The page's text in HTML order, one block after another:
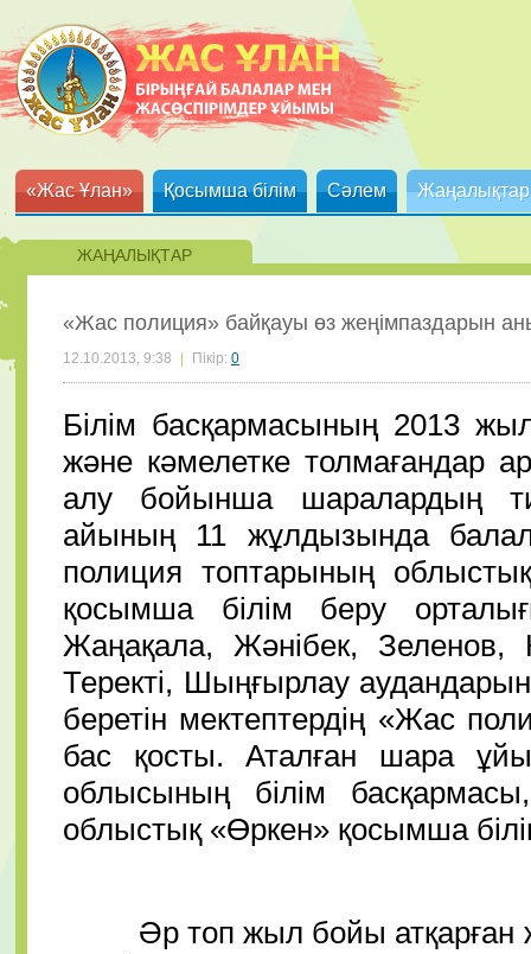
«Жас Ұлан» Қосымша білім Сәлем Жаңалықтар
ЖАҢАЛЫҚТАР
«Жас полиция» байқауы өз жеңімпаздарын
12.10.2013, 9:38 Пікір: 0
Білім басқармасының 2013
және кәмелетке толмағандар
алу бойынша шаралардың
айының 11 жұлдызында
полиция топтарының
қосымша білім беру
Жаңақала, Жәнібек, Зеленов,
Теректі, Шыңғырлау
беретін мектептердің «Жас
бас қосты. Аталған шара
облысының білім
облыстық «Өркен» қосымша
Әр топ жыл бойы атқарған